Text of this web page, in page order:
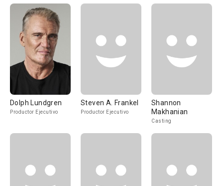
Dolph Lundgren
Productor Ejecutivo
Steven A. Frankel
Productor Ejecutivo
Shannon
Makhanian
Casting